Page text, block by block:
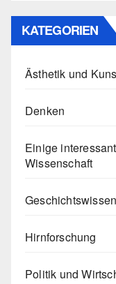
KATEGORIEN
Ästhetik und
Denken
Einige
Wissenschaft
Hirnforschung
Politik und